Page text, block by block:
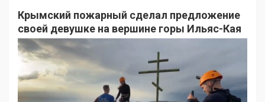
Крымский пожарный сделал предложение
своей девушке на вершине горы Ильяс-Кая